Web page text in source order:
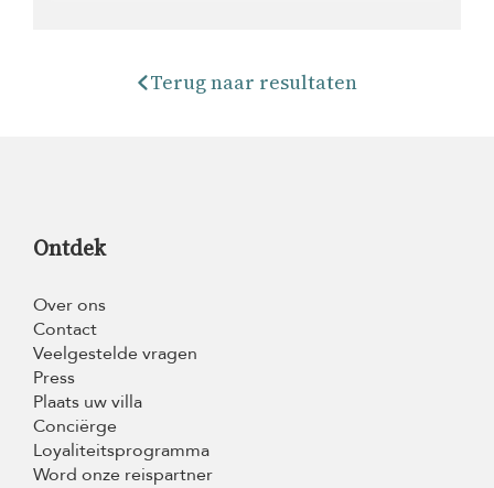
Terug naar resultaten
Ontdek
Over ons
Contact
Veelgestelde vragen
Press
Plaats uw villa
Conciërge
Loyaliteitsprogramma
Word onze reispartner